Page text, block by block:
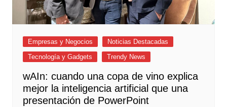
Empresas y Negocios
Noticias Destacadas
Tecnología y Gadgets
Trendy News
wAIn: cuando una copa de vino explica
mejor la inteligencia artificial que una
presentación de PowerPoint